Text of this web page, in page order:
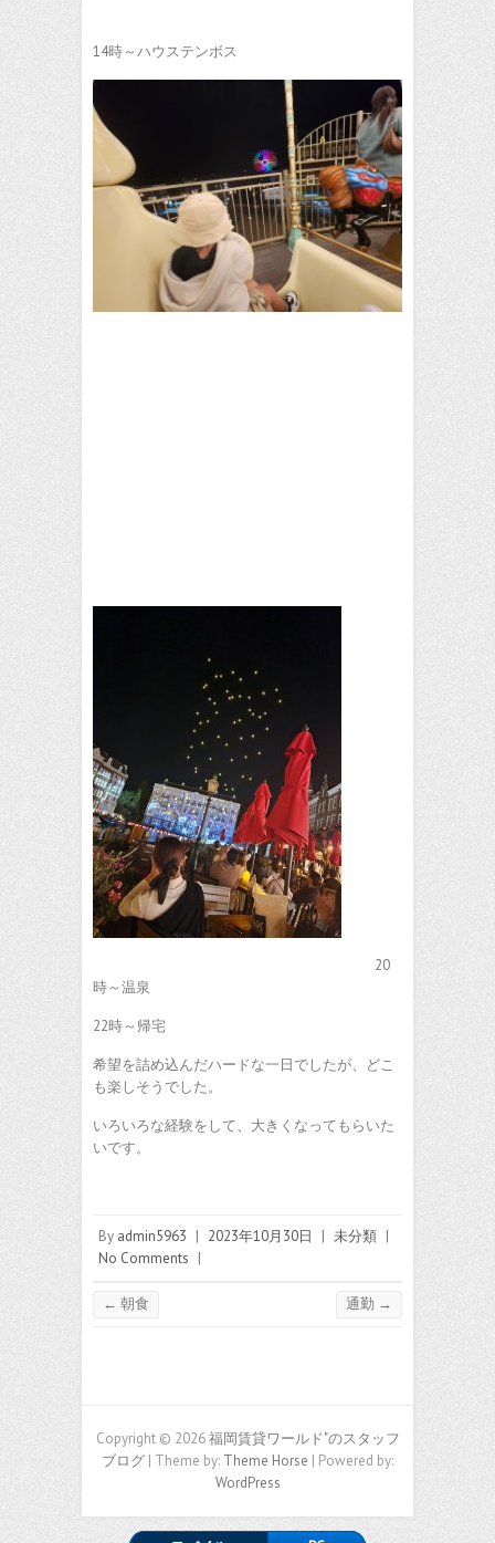
14時～ハウステンボス
20
時～温泉
22時～帰宅
希望を詰め込んだハードな一日でしたが、どこ
も楽しそうでした。
いろいろな経験をして、大きくなってもらいた
いです。
By admin5963 | 2023年10月30日 | 未分類 |
No Comments |
← 朝食 通勤 →
Copyright © 2026福岡賃貸ワールド"のスタッフ
ブログ | Theme by: Theme Horse | Powered by:
WordPress